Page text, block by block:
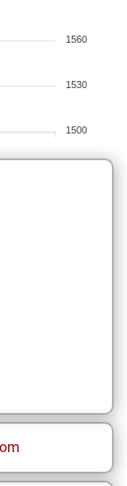
1560
1530
1500